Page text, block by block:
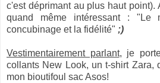
c'est déprimant au plus haut point).
quand même intéressant : "Le
concubinage et la fidélité" ;)
Vestimentairement parlant, je
collants New Look, un t-shirt Zara,
mon bioutifoul sac Asos!